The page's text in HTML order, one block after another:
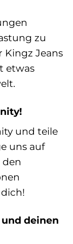
zu
Kingz Jeans
etwas
und teile
uns auf
den
deinen